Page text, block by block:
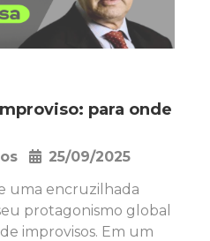
para onde
25/09/2025
uma encruzilhada
protagonismo global
improvisos. Em um